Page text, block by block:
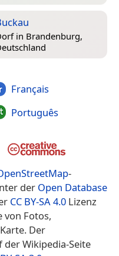
in Brandenburg,
Français
Português
-
der Open Database
CC BY-SA 4.0 Lizenz
von Fotos,
Der
Wikipedia-Seite